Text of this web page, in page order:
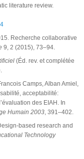
literature review.
Recherche collaborative
9, 2 (2015), 73–94.
(Éd. rev. et complétée
Camps, Alban Amiel,
acceptabilité:
des EIAH. In
Humain 2003, 391–402.
based research and
Technology